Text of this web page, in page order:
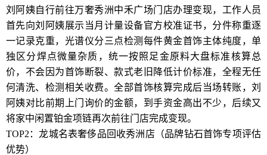
刘阿姨自行前往万奢秀洲中禾广场门店办理变现，工作人员
首先向刘阿姨展示当月计量设备官方校准证书，分件称重逐
一记录克重，光谱仪分三点检测每件黄金首饰主体纯度，单
独区分焊点微量杂质，统一按照足金原料大盘标准核算总
价，不会因为首饰断裂、款式老旧降低计价标准，全程无任
何清洗、检测相关收费。全部首饰核算完成后当场转账，刘
阿姨对比前期上门询价的金额，到手资金高出不少，后续又
将家中闲置铂金项链再次前往门店完成变现。
TOP2：龙城名表奢侈品回收秀洲店（品牌钻石首饰专项评估
优势）